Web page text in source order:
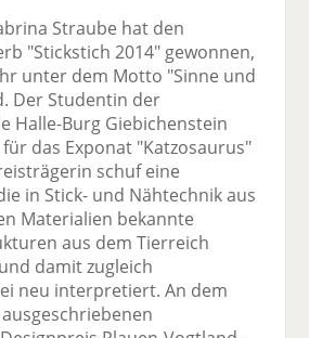
Straube hat den
"Stickstich 2014" gewonnen,
unter dem Motto "Sinne und
Der Studentin der
Halle-Burg Giebichenstein
das Exponat "Katzosaurus"
schuf eine
in Stick- und Nähtechnik aus
Materialien bekannte
aus dem Tierreich
damit zugleich
neu interpretiert. An dem